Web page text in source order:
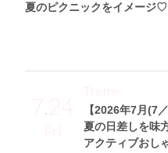
夏のピクニックをイメージ♡
7.24
Fri
【2026年7月(7
夏の日差しを味
アクティブおし
Theme